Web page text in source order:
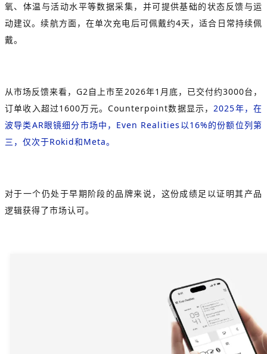
氧、体温与活动水平等数据采集，并可提供基础的状态反馈与运
动建议。续航方面，在单次充电后可佩戴约4天，适合日常持续佩
戴。
从市场反馈来看，G2自上市至2026年1月底，已交付约3000台，
订单收入超过1600万元。Counterpoint数据显示，2025年，在
波导类AR眼镜细分市场中，Even Realities以16%的份额位列第
三，仅次于Rokid和Meta。
对于一个仍处于早期阶段的品牌来说，这份成绩足以证明其产品
逻辑获得了市场认可。